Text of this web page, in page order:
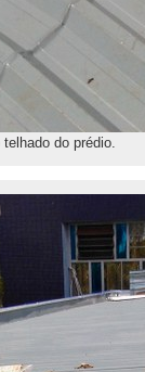
do prédio.